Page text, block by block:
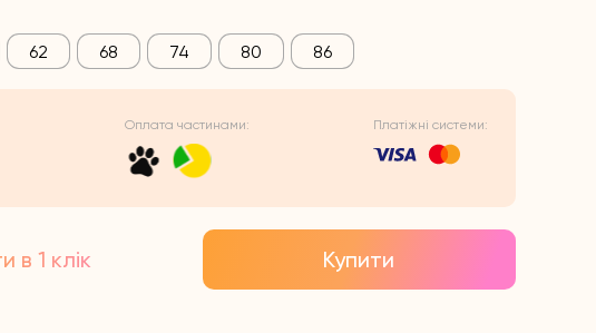
62 68 74 80 86
Оплата частинами: Платіжні системи:
в 1 клік Купити